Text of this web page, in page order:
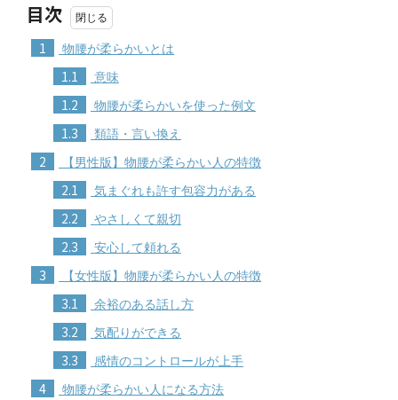
目次
1 物腰が柔らかいとは
1.1 意味
1.2 物腰が柔らかいを使った例文
1.3 類語・言い換え
2 【男性版】物腰が柔らかい人の特徴
2.1 気まぐれも許す包容力がある
2.2 やさしくて親切
2.3 安心して頼れる
3 【女性版】物腰が柔らかい人の特徴
3.1 余裕のある話し方
3.2 気配りができる
3.3 感情のコントロールが上手
4 物腰が柔らかい人になる方法